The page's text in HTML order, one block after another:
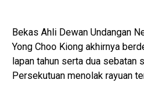
Bekas Ahli Dewan Undangan
Yong Choo Kiong akhirnya
lapan tahun serta dua sebatan
Persekutuan menolak rayuan